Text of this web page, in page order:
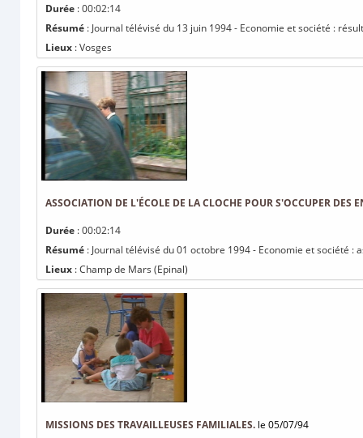
Durée : 00:02:14
Résumé : Journal télévisé du 13 juin 1994 - Economie et société :
Lieux : Vosges
ASSOCIATION DE L'ÉCOLE DE LA CLOCHE POUR S'OCCUPER DES
Durée : 00:02:14
Résumé : Journal télévisé du 01 octobre 1994 - Economie et société
Lieux : Champ de Mars (Epinal)
MISSIONS DES TRAVAILLEUSES FAMILIALES. le 05/07/94